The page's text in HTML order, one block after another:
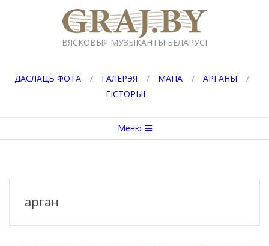
GRAJ.BY
ВЯСКОВЫЯ МУЗЫКАНТЫ БЕЛАРУСІ
ДАСЛАЦЬ ФОТА ГАЛЕРЭЯ МАПА
АРГАНЫ
ГІСТОРЫІ
меню
Меню
арган